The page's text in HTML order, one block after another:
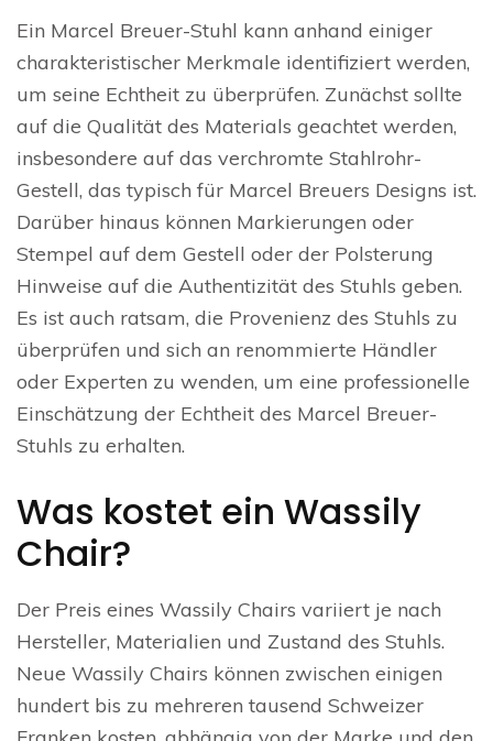
Ein Marcel Breuer-Stuhl kann anhand einiger
charakteristischer Merkmale identifiziert werden,
um seine Echtheit zu überprüfen. Zunächst sollte
auf die Qualität des Materials geachtet werden,
insbesondere auf das verchromte Stahlrohr-
Gestell, das typisch für Marcel Breuers Designs ist.
Darüber hinaus können Markierungen oder
Stempel auf dem Gestell oder der Polsterung
Hinweise auf die Authentizität des Stuhls geben.
Es ist auch ratsam, die Provenienz des Stuhls zu
überprüfen und sich an renommierte Händler
oder Experten zu wenden, um eine professionelle
Einschätzung der Echtheit des Marcel Breuer-
Stuhls zu erhalten.
Was kostet ein Wassily
Chair?
Der Preis eines Wassily Chairs variiert je nach
Hersteller, Materialien und Zustand des Stuhls.
Neue Wassily Chairs können zwischen einigen
hundert bis zu mehreren tausend Schweizer